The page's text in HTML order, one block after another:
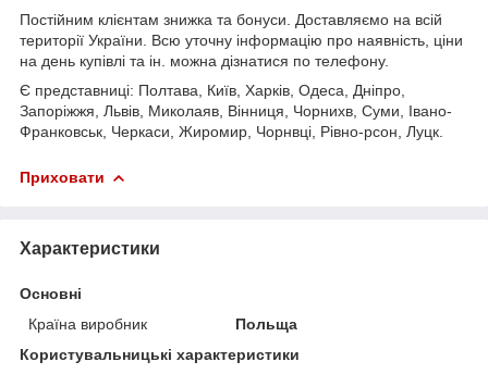
Постійним клієнтам знижка та бонуси. Доставляємо на всій
території України. Всю уточну інформацію про наявність, ціни
на день купівлі та ін. можна дізнатися по телефону.
Є представниці: Полтава, Київ, Харків, Одеса, Дніпро,
Запоріжжя, Львів, Миколаяв, Вінниця, Чорнихв, Суми, Івано-
Франковськ, Черкаси, Жиромир, Чорнвці, Рівно-рсон, Луцк.
Приховати
Характеристики
Основні
Країна виробник
Польща
Користувальницькі характеристики